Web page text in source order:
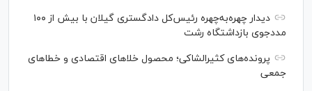
دیدار چهره‌به‌چهره رئیس‌کل دادگستری گیلان با بیش از ۱۰۰
مددجوی بازداشتگاه رشت
پرونده‌های کثیرالشاکی؛ محصول خلا‌های اقتصادی و خطا‌های
جمعی